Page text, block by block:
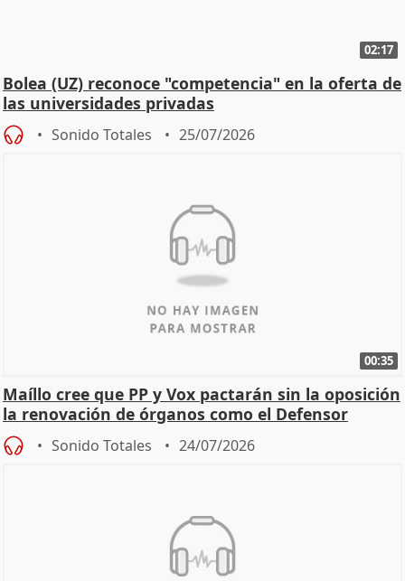
02:17
Bolea (UZ) reconoce "competencia" en la oferta de
las universidades privadas
Sonido Totales 25/07/2026
00:35
Maíllo cree que PP y Vox pactarán sin la oposición
la renovación de órganos como el Defensor
Sonido Totales 24/07/2026